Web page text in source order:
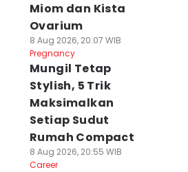
Miom dan Kista
Ovarium
8 Aug 2026, 20:07 WIB
Pregnancy
Mungil Tetap
Stylish, 5 Trik
Maksimalkan
Setiap Sudut
Rumah Compact
8 Aug 2026, 20:55 WIB
Career